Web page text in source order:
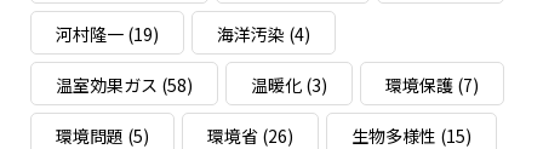
河村隆一(19) 海洋汚染 (4)
温室効果ガス (58) 温暖化(3) 環境保護(7)
環境問題 (5) 環境省(26) 生物多様性 (15)